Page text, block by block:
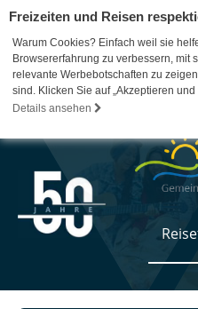
Freizeiten und Reisen
Warum Cookies? Einfach weil sie
Browsererfahrung zu verbessern, mit
relevante Werbebotschaften zu
sind. Klicken Sie auf „Akzeptieren und
Details ansehen
07052 / 17-5110